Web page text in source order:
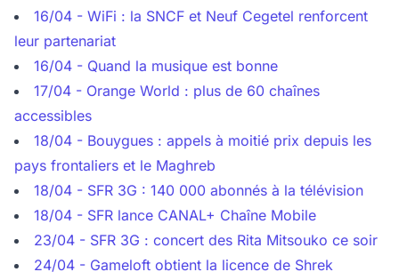
16/04 - WiFi : la SNCF et Neuf Cegetel renforcent
leur partenariat
16/04 - Quand la musique est bonne
17/04 - Orange World : plus de 60 chaînes
accessibles
18/04 - Bouygues : appels à moitié prix depuis les
pays frontaliers et le Maghreb
18/04 - SFR 3G : 140 000 abonnés à la télévision
18/04 - SFR lance CANAL+ Chaîne Mobile
23/04 - SFR 3G : concert des Rita Mitsouko ce soir
24/04 - Gameloft obtient la licence de Shrek